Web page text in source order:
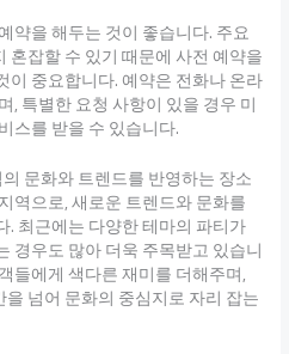
약을 해두는 것이 좋습니다. 주요
잡할 수 있기 때문에 사전 예약을
이 중요합니다. 예약은 전화나 온라
, 특별한 요청 사항이 있을 경우 미
스를 받을 수 있습니다.
문화와 트렌드를 반영하는 장소
역으로, 새로운 트렌드와 문화를
. 최근에는 다양한 테마의 파티가
경우도 많아 더욱 주목받고 있습니
들에게 색다른 재미를 더해주며,
넘어 문화의 중심지로 자리 잡는